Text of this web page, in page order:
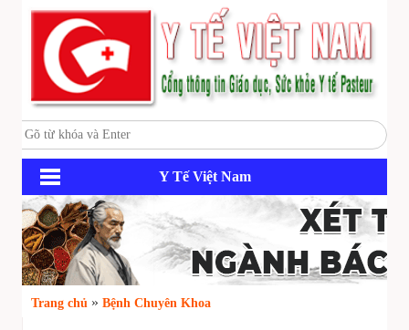
Y Tế Việt Nam
Trang chủ » Bệnh Chuyên Khoa